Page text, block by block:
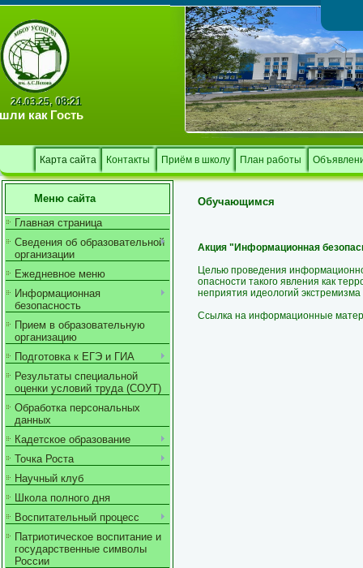
24.03.25, 08:21
как Гость
Карта сайта Контакты Приём в школу План работы
Меню сайта
Главная страница
Сведения об образовательной
организации
Ежедневное меню
Информационная
безопасность
Прием в образовательную
организацию
Подготовка к ЕГЭ и ГИА
Результаты специальной
оценки условий труда (СОУТ)
Обработка персональных
данных
Кадетское образование
Точка Роста
Научный клуб
Школа полного дня
Воспитательный процесс
Патриотическое воспитание и
государственные символы
России
Обучающимся
Акция "Информационная
Целью проведения
опасности такого явления как
неприятия идеологий
Ссылка на информационные